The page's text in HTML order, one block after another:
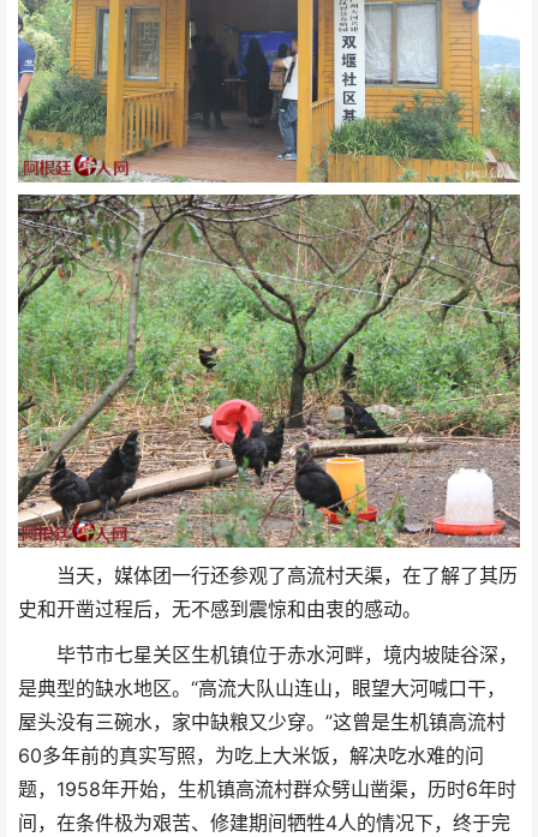
当天，媒体团一行还参观了高流村天渠，在了解了其历
史和开凿过程后，无不感到震惊和由衷的感动。
毕节市七星关区生机镇位于赤水河畔，境内坡陡谷深，
是典型的缺水地区。“高流大队山连山，眼望大河喊口干，
屋头没有三碗水，家中缺粮又少穿。”这曾是生机镇高流村
60多年前的真实写照，为吃上大米饭，解决吃水难的问
题，1958年开始，生机镇高流村群众劈山凿渠，历时6年时
间，在条件极为艰苦、修建期间牺牲4人的情况下，终于完